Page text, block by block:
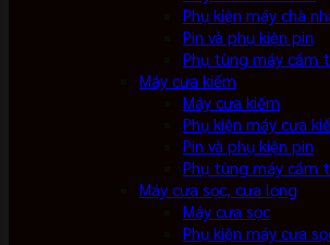
Phụ kiện máy chà
Pin và phụ kiện pin
Phụ tùng máy cầm
Máy cưa kiếm
Máy cưa kiếm
Phụ kiện máy cưa
Pin và phụ kiện pin
Phụ tùng máy cầm
Máy cưa sọc, cưa lọng
Máy cưa sọc
Phụ kiện máy cưa